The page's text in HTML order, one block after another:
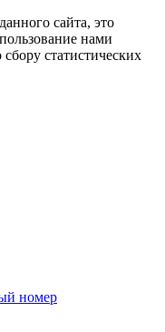
сайта, это
нами
статистических
номер